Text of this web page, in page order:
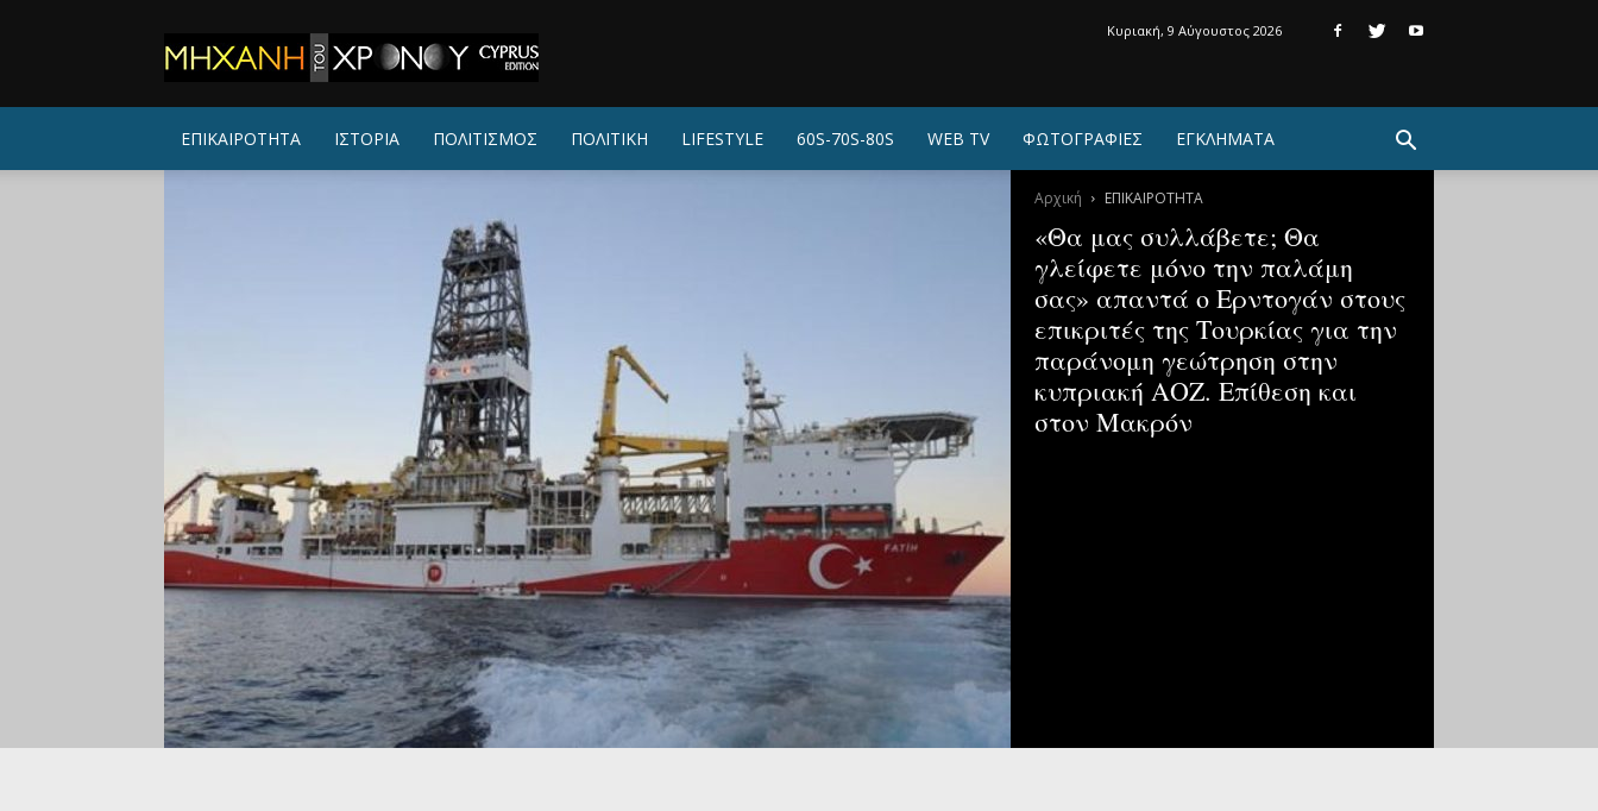
ΤΟΥ
ΧΡΟΝΟΥ
Κυριακή, 9 Αύγουστος 2026
ΕΠΙΚΑΙΡΟΤΗΤΑ ΙΣΤΟΡΙΑ ΠΟΛΙΤΙΣΜΟΣ ΠΟΛΙΤΙΚΗ LIFESTYLE 60S-70S-80S WEB TV ΦΩΤΟΓΡΑΦΙΕΣ ΕΓΚΛΗΜΑΤΑ
Αρχική ΕΠΙΚΑΙΡΟΤΗΤΑ
«Θα μας συλλάβετε; Θα
γλείφετε μόνο την παλάμη
σας» απαντά ο Ερντογάν στους
επικριτές της Τουρκίας για την
παράνομη γεώτρηση στην
κυπριακή ΑΟΖ. Επίθεση και
στον Μακρόν